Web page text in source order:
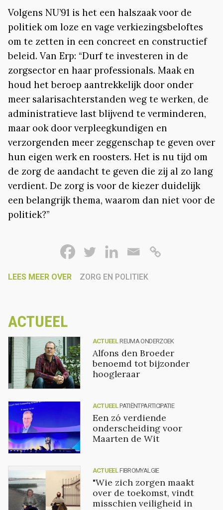
Volgens NU’91 is het een halszaak voor de
politiek om loze en vage verkiezingsbeloftes
om te zetten in een concreet en constructief
beleid. Van Erp: “Durf te investeren in de
zorgsector en haar professionals. Maak en
houd het beroep aantrekkelijk door onder
meer salarisachterstanden weg te werken, de
administratieve last blijvend te verminderen,
maar ook door verpleegkundigen en
verzorgenden meer zeggenschap te geven over
hun eigen werk en roosters. Het is nu tijd om
de zorg de aandacht te geven die zij al zo lang
verdient. De zorg is voor de kiezer duidelijk
een belangrijk thema, waarom dan niet voor de
politiek?”
LEES MEER OVER ZORG EN POLITIEK
ACTUEEL
ACTUEEL REUMA ONDERZOEK
Alfons den Broeder
benoemd tot bijzonder
hoogleraar
ACTUEEL PATIËNTPARTICIPATIE
Een zó verdiende
onderscheiding voor
Maarten de Wit
ACTUEEL FIBROMYALGIE
"Wie zich zorgen maakt
over de toekomst, vindt
misschien veiligheid in